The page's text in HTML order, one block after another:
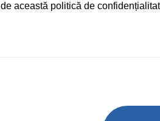
această politică de